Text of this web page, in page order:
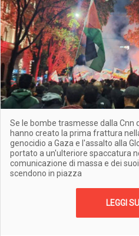
Se le bombe trasmesse dalla Cnn
hanno creato la prima frattura
genocidio a Gaza e l'assalto alla
portato a un'ulteriore spaccatura
comunicazione di massa e dei
scendono in piazza
LEGGI